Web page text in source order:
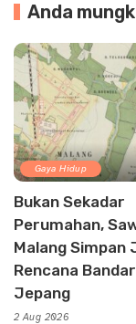
Anda
Gaya Hidup
Bukan Sekadar
Perumahan,
Malang Simpan
Rencana
Jepang
2 Aug 2026